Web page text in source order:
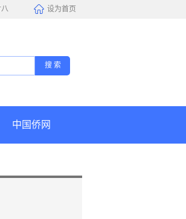
设为首页
搜 索
中国侨网